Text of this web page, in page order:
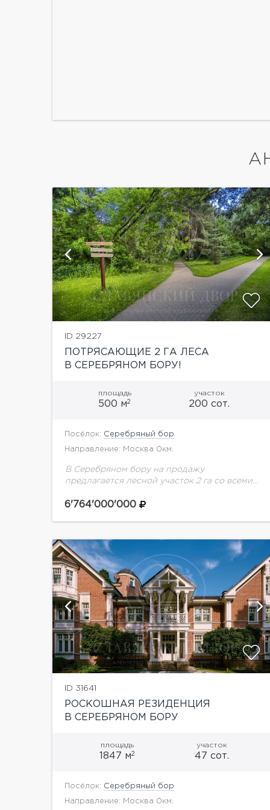
ID 29227
ПОТРЯСАЮЩИЕ 2 ГА ЛЕСА
В СЕРЕБРЯНОМ БОРУ!
площадь
500 м2
участок
200 сот.
Посёлок: Серебряный бор
Направление: Москва 0км.
В Серебряном бору на продажу
предлагается лесной участок 2 га со всеми
располагается в сосновом массиве в
6'764'000'000
показать ещё 13 фотографий
ID 31641
РОСКОШНАЯ РЕЗИДЕНЦИЯ
В СЕРЕБРЯНОМ БОРУ
площадь
1847 м2
участок
47 сот.
Посёлок: Серебряный бор
Направление: Москва 0км.
показать ещё 3 фотографии